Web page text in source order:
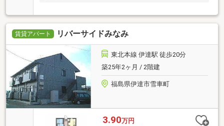
賃貸アパート リバーサイドみなみ
東北本線 伊達駅 徒歩20分
築25年2ヶ月 / 2階建
福島県伊達市雪車町
3.90万円